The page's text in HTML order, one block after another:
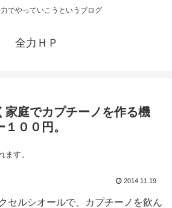
でやっていこうというブログ
全力ＨＰ
家庭でカプチーノを作る機
００円。
ます。
2014.11.19
セルシオールで、カプチーノを飲ん